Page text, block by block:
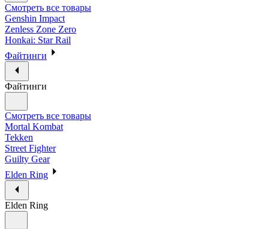
Смотреть все товары
Genshin Impact
Zenless Zone Zero
Honkai: Star Rail
Файтинги
Файтинги
Смотреть все товары
Mortal Kombat
Tekken
Street Fighter
Guilty Gear
Elden Ring
Elden Ring